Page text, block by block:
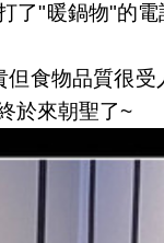
"暖鍋物"的
食物品質很
於來朝聖了~